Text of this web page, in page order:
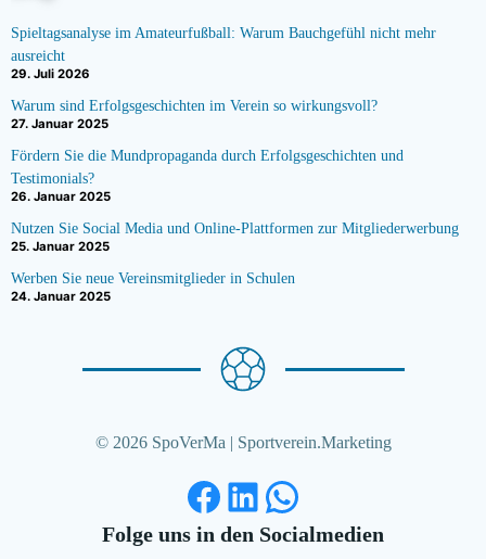
Spieltagsanalyse im Amateurfußball: Warum Bauchgefühl nicht mehr
ausreicht
29. Juli 2026
Warum sind Erfolgsgeschichten im Verein so wirkungsvoll?
27. Januar 2025
Fördern Sie die Mundpropaganda durch Erfolgsgeschichten und
Testimonials?
26. Januar 2025
Nutzen Sie Social Media und Online-Plattformen zur Mitgliederwerbung
25. Januar 2025
Werben Sie neue Vereinsmitglieder in Schulen
24. Januar 2025
© 2026 SpoVerMa | Sportverein.Marketing
Facebook
LinkedIn
WhatsApp
Folge uns in den Socialmedien